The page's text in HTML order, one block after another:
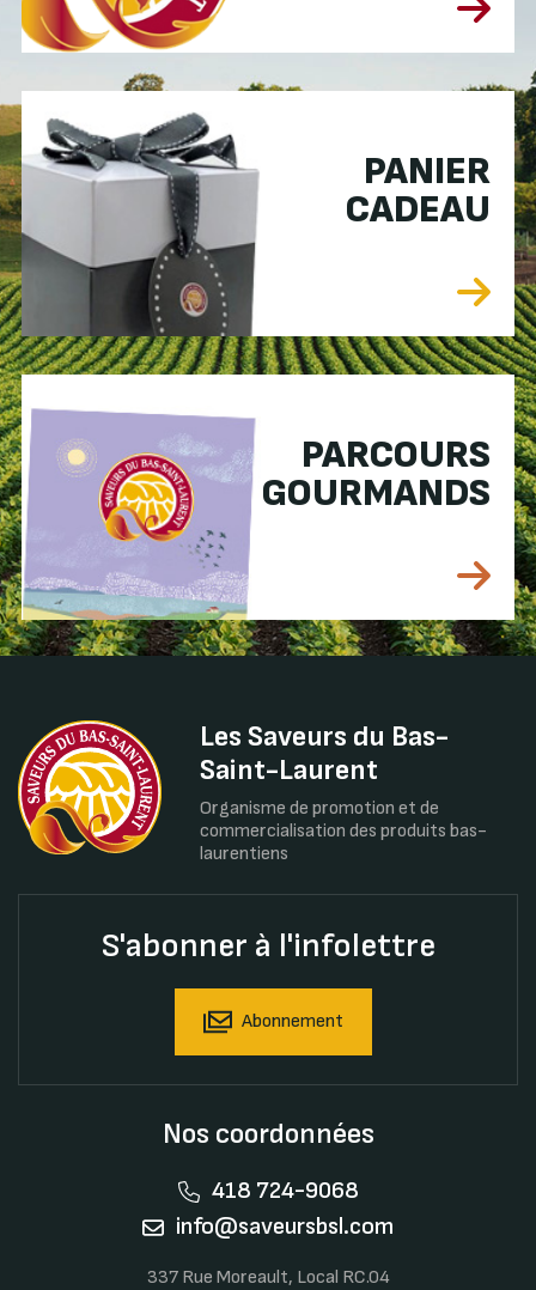
PANIER
CADEAU
PARCOURS
GOURMANDS
Les Saveurs du Bas-
Saint-Laurent
Organisme de promotion et de
commercialisation des produits bas-
laurentiens
S'abonner à l'infolettre
Abonnement
Nos coordonnées
418 724-9068
info@saveursbsl.com
337 Rue Moreault, Local RC.04